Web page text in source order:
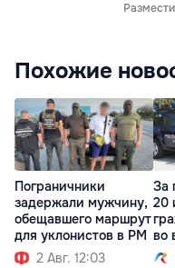
Похожие
Пограничники
задержали мужчину,
обещавшего маршрут
для уклонистов в РМ
2 Авг. 12:03
За
20
во